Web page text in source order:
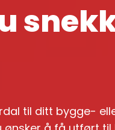
til ditt bygge-